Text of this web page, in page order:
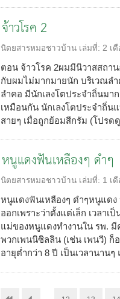
จ้าวโรค 2
นิตยสารหมอชาวบ้าน เล่มที่: 2 เ
ตอน จ้าวโรค 2ผมมีนิวาสสถา
กับผมไม่มากมายนัก บริเวณล
ลำคอ มีนักเลงโตประจำถิ่นมา
เหมือนกัน นักเลงโตประจำถิ่น
สายๆ เมื่อถูกย้อมสีกรัม (โปรด
หนูแดงฟันเหลืองๆ ดำๆ
นิตยสารหมอชาวบ้าน เล่มที่: 1 เ
หนูแดงฟันเหลืองๆ ดำๆหนูแดง
ออกเพราะว่าตั้งแต่เล็ก เวลา
แม่ของหนูแดงทำงานใน รพ. มี
พวกเพนนิซิลลิน (เช่น เพนวี) ก็
อายุต่ำกว่า 8 ปี เป็นเวลานานๆ